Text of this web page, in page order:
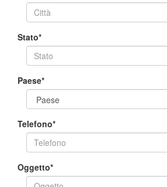
Stato*
Paese*
Telefono*
Oggetto*